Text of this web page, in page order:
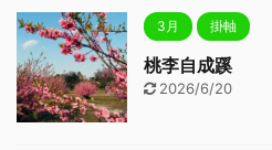
3月 掛軸
桃李自成蹊
2026/6/20